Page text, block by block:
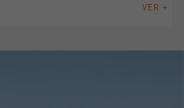
VER +